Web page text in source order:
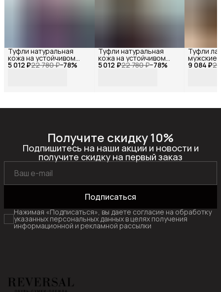
5 012 ₽22 780 ₽−78%
Туфли натуральная
кожа на устойчивом
каблуке замшевые , 5 012 ₽22 780 ₽−78%
Туфли натуральная
кожа на устойчивом
каблуке замшевые , 9 084 ₽
Туфли
мужские
Получите скидку 10%
Подпишитесь на наши акции и новости и
получите скидку на первый заказ
Подписаться
Нажимая «Подписаться», вы даете согласие на обработку
указанных персональных данных в целях получения
информационной и рекламной рассылки